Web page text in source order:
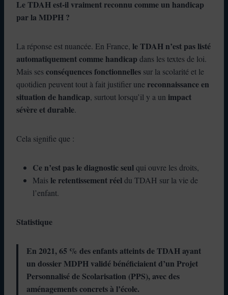
Le TDAH est-il vraiment reconnu comme un handicap
par la MDPH ?
La réponse est nuancée. En France, le TDAH n’est pas listé
automatiquement comme handicap dans les textes de loi.
Mais sesconséquences fonctionnelles sur la scolarité et le
quotidien peuvent tout à fait justifier une reconnaissance en
situation de handicap, surtout lorsqu’il y a un impact
sévère et durable.
Cela signifie que :
Ce n’est pas le diagnostic seul qui ouvre les droits,
Maisle retentissement réel du TDAH sur la vie de
l’enfant.
Statistique
En 2021, 65 % des enfants atteints de TDAH ayant
un dossier MDPH validé bénéficiaient d’un Projet
Personnalisé de Scolarisation (PPS), avec des
aménagements concrets à l’école.